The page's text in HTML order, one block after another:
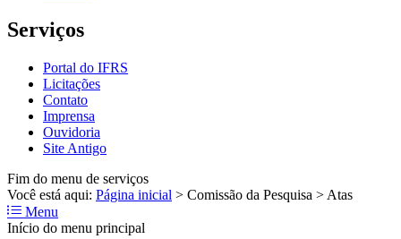
Serviços
Portal do IFRS
Licitações
Contato
Imprensa
Ouvidoria
Site Antigo
Fim do menu de serviços
Você está aqui: Página inicial > Comissão da Pesquisa > Atas
Menu
Início do menu principal